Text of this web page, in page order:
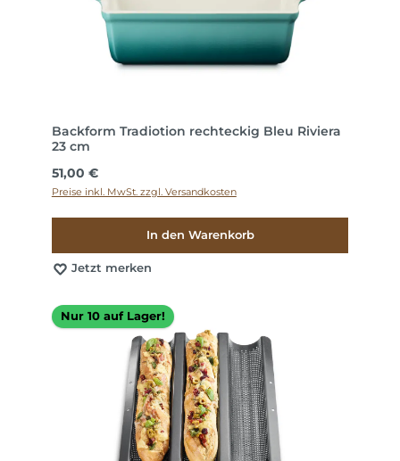
Backform Tradiotion rechteckig Bleu Riviera
23 cm
Regulärer Preis:
51,00 €
Preise inkl. MwSt. zzgl. Versandkosten
In den Warenkorb
Jetzt merken
Nur 10 auf Lager!